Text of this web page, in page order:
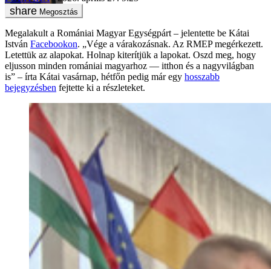
Megosztás
Megalakult a Romániai Magyar Egységpárt – jelentette be Kátai
István Facebookon. „Vége a várakozásnak. Az RMEP megérkezett.
Letettük az alapokat. Holnap kiterítjük a lapokat. Oszd meg, hogy
eljusson minden romániai magyarhoz — itthon és a nagyvilágban
is” – írta Kátai vasárnap, hétfőn pedig már egy hosszabb
bejegyzésben fejtette ki a részleteket.